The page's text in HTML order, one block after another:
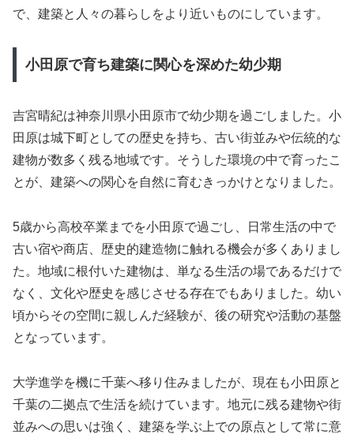
で、建築と人々の暮らしをより近いものにしています。
小田原で育ち建築に関心を深めた幼少期
吉宮晴紀は神奈川県小田原市で幼少期を過ごしました。小
田原は城下町としての歴史を持ち、古い街並みや伝統的な
建物が数多く残る地域です。そうした環境の中で育ったこ
とが、建築への関心を自然に育むきっかけとなりました。
5歳から高校卒業までを小田原で過ごし、日常生活の中で
古い宿や商店、歴史的建造物に触れる機会が多くありまし
た。地域に根付いた建物は、単なる生活の場であるだけで
なく、文化や歴史を感じさせる存在でもありました。幼い
頃からその空間に親しんだ経験が、後の研究や活動の基盤
となっています。
大学進学を機に千葉へ移り住みましたが、現在も小田原と
千葉の二拠点で生活を続けています。地元に残る建物や街
並みへの思いは強く、建築を学ぶ上での原点として常に意